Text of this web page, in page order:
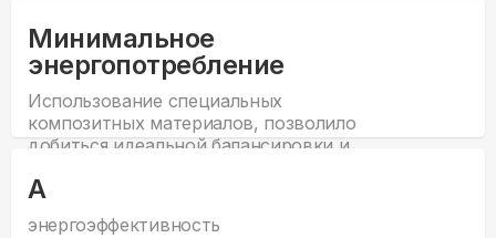
Минимальное
энергопотребление
Использование специальных
композитных материалов, позволило
добиться идеальной балансировки и
дает низкие характеристики
А
энергоэффективность